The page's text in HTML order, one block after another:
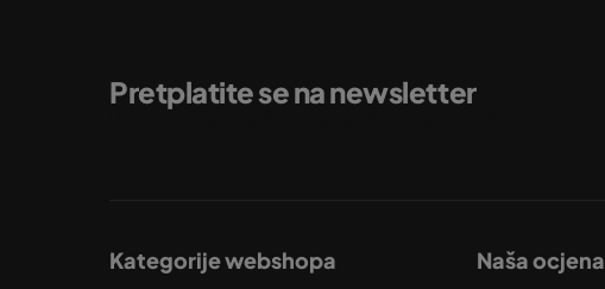
Kategorije webshopa Naša ocjena
Pretplatite se na newsletter